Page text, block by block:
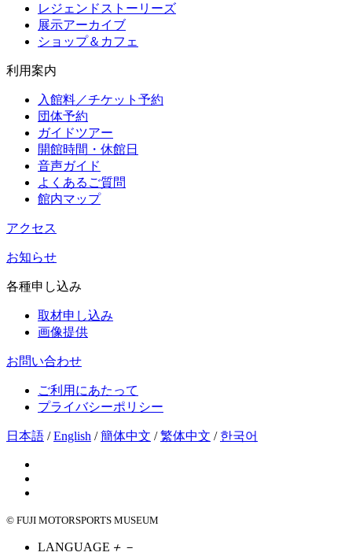
レジェンドストーリーズ
展示アーカイブ
ショップ＆カフェ
利用案内
入館料／チケット予約
団体予約
ガイドツアー
開館時間・休館日
音声ガイド
よくあるご質問
館内マップ
アクセス
お知らせ
各種申し込み
取材申し込み
画像提供
お問い合わせ
ご利用にあたって
プライバシーポリシー
日本語 /English /簡体中文 /繁体中文 / 한국어
© FUJI MOTORSPORTS MUSEUM
LANGUAGE ＋ －